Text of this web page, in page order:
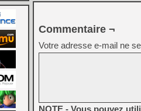
Commentaire ¬
Votre adresse e-mail ne
NOTE - Vous pouvez